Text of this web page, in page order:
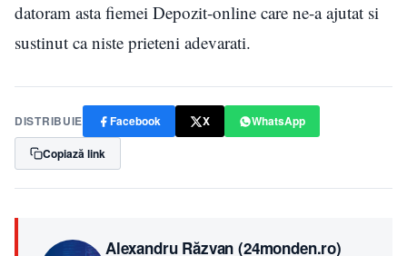
datoram asta fiemei Depozit-online care ne-a ajutat si
sustinut ca niste prieteni adevarati.
DISTRIBUIE Facebook X
WhatsApp
Copiază link
Alexandru Răzvan (24monden.ro)